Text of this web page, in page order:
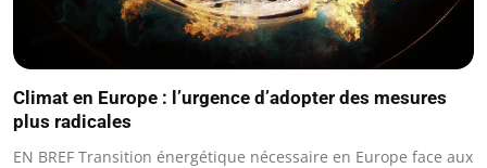
Climat en Europe : l’urgence d’adopter des mesures
plus radicales
EN BREF Transition énergétique nécessaire en Europe face aux